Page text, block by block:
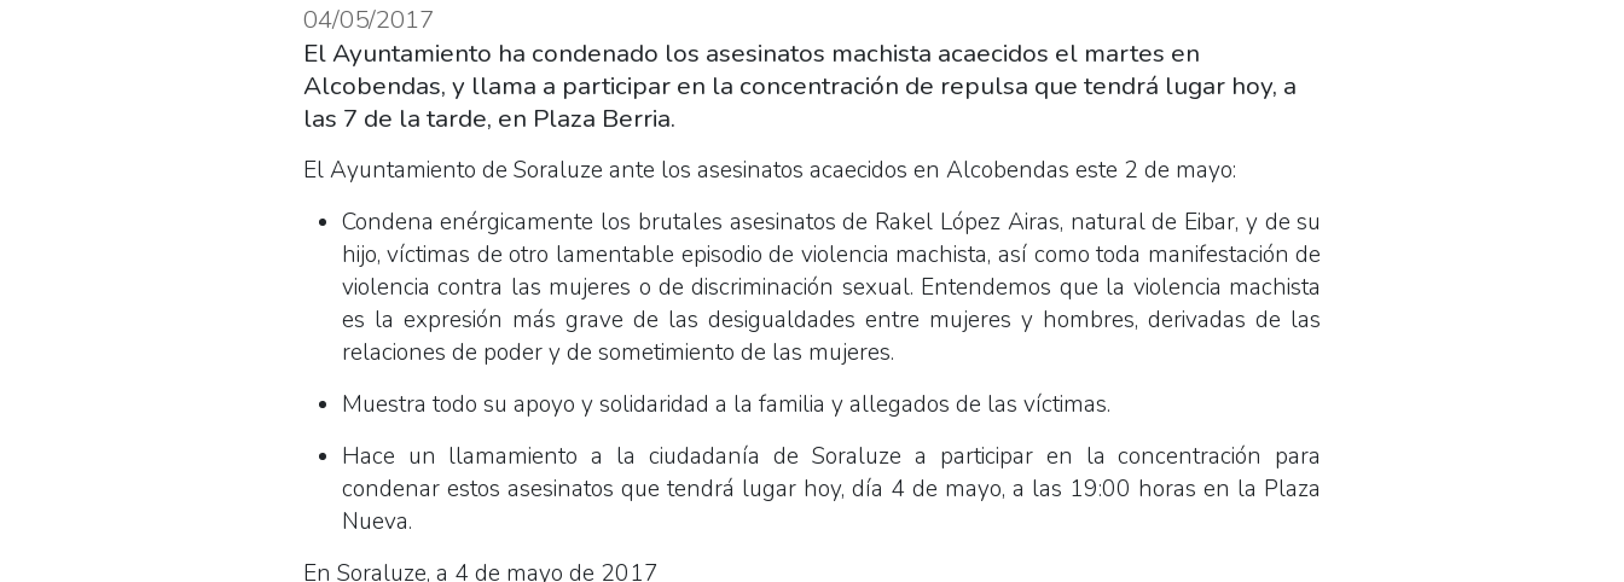
04/05/2017
El Ayuntamiento ha condenado los asesinatos machista acaecidos el martes en
Alcobendas, y llama a participar en la concentración de repulsa que tendrá lugar hoy, a
las 7 de la tarde, en Plaza Berria.
El Ayuntamiento de Soraluze ante los asesinatos acaecidos en Alcobendas este 2 de mayo:
Condena enérgicamente los brutales asesinatos de Rakel López Airas, natural de Eibar, y de su
hijo, víctimas de otro lamentable episodio de violencia machista, así como toda manifestación de
violencia contra las mujeres o de discriminación sexual. Entendemos que la violencia machista
es la expresión más grave de las desigualdades entre mujeres y hombres, derivadas de las
relaciones de poder y de sometimiento de las mujeres.
Muestra todo su apoyo y solidaridad a la familia y allegados de las víctimas.
Hace un llamamiento a la ciudadanía de Soraluze a participar en la concentración para
condenar estos asesinatos que tendrá lugar hoy, día 4 de mayo, a las 19:00 horas en la Plaza
Nueva.
En Soraluze, a 4 de mayo de 2017